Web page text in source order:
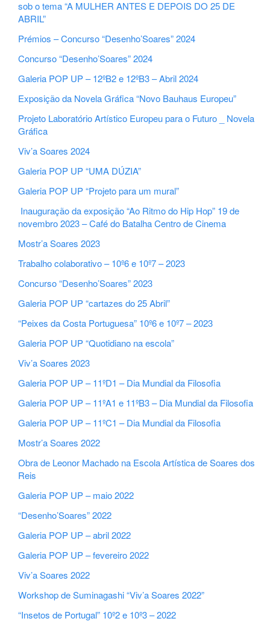
sob o tema “A MULHER ANTES E DEPOIS DO 25 DE
ABRIL”
Prémios – Concurso “Desenho’Soares” 2024
Concurso “Desenho’Soares” 2024
Galeria POP UP – 12ºB2 e 12ºB3 – Abril 2024
Exposição da Novela Gráfica “Novo Bauhaus Europeu”
Projeto Laboratório Artístico Europeu para o Futuro _ Novela
Gráfica
Viv’a Soares 2024
Galeria POP UP “UMA DÚZIA”
Galeria POP UP “Projeto para um mural”
Inauguração da exposição “Ao Ritmo do Hip Hop” 19 de
novembro 2023 – Café do Batalha Centro de Cinema
Mostr’a Soares 2023
Trabalho colaborativo – 10º6 e 10º7 – 2023
Concurso “Desenho’Soares” 2023
Galeria POP UP “cartazes do 25 Abril”
“Peixes da Costa Portuguesa” 10º6 e 10º7 – 2023
Galeria POP UP “Quotidiano na escola”
Viv’a Soares 2023
Galeria POP UP – 11ºD1 – Dia Mundial da Filosofia
Galeria POP UP – 11ºA1 e 11ºB3 – Dia Mundial da Filosofia
Galeria POP UP – 11ºC1 – Dia Mundial da Filosofia
Mostr’a Soares 2022
Obra de Leonor Machado na Escola Artística de Soares dos
Reis
Galeria POP UP – maio 2022
“Desenho’Soares” 2022
Galeria POP UP – abril 2022
Galeria POP UP – fevereiro 2022
Viv’a Soares 2022
Workshop de Suminagashi “Viv’a Soares 2022”
“Insetos de Portugal” 10º2 e 10º3 – 2022